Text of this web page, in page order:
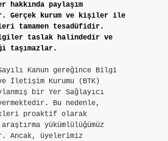
hakkında paylaşım
Gerçek kurum ve kişiler ile
tamamen tesadüfidir.
taslak halindedir ve
taşımazlar.
Kanun gereğince Bilgi
İletişim Kurumu (BTK)
bir Yer Sağlayıcı
Bu nedenle,
proaktif olarak
yükümlülüğümüz
Ancak, üyelerimiz